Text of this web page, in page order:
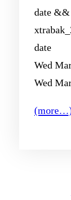
date
date
Wed
Wed